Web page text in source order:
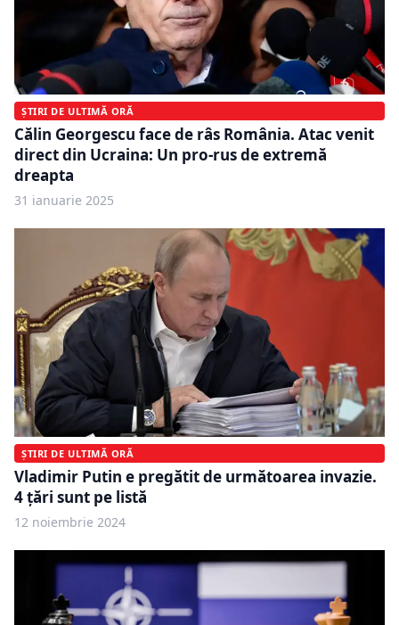
ȘTIRI DE ULTIMĂ ORĂ
Călin Georgescu face de râs România. Atac venit
direct din Ucraina: Un pro-rus de extremă
dreapta
31 ianuarie 2025
ȘTIRI DE ULTIMĂ ORĂ
Vladimir Putin e pregătit de următoarea invazie.
4 țări sunt pe listă
12 noiembrie 2024